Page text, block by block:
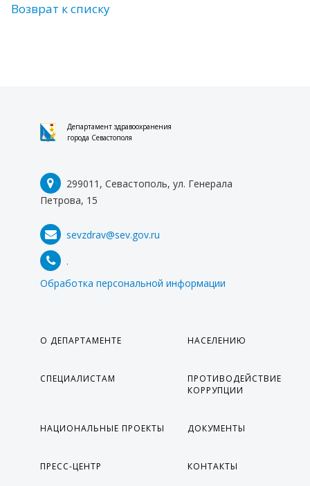
Возврат к списку
Департамент здравоохранения
города Севастополя
299011, Севастополь, ул. Генерала
Петрова, 15
sevzdrav@sev.gov.ru
.
Обработка персональной информации
О ДЕПАРТАМЕНТЕ НАСЕЛЕНИЮ
СПЕЦИАЛИСТАМ
ПРОТИВОДЕЙСТВИЕ
КОРРУПЦИИ
НАЦИОНАЛЬНЫЕ ПРОЕКТЫ ДОКУМЕНТЫ
ПРЕСС-ЦЕНТР КОНТАКТЫ